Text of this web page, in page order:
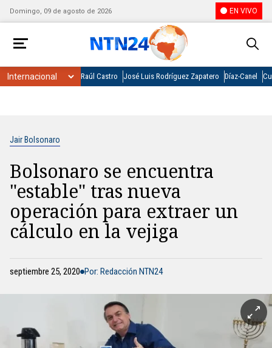
Domingo, 09 de agosto de 2026 EN VIVO
Raúl Castro José Luis Rodríguez Zapatero Díaz-Canel
Jair Bolsonaro
Bolsonaro se encuentra
"estable" tras nueva
operación para extraer un
cálculo en la vejiga
septiembre 25, 2020 Por: Redacción NTN24